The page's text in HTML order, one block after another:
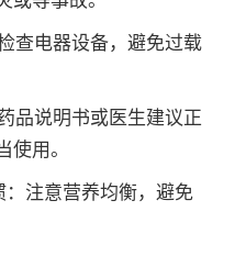
查电器设备，避免过载
品说明书或医生建议正
使用。
注意营养均衡，避免